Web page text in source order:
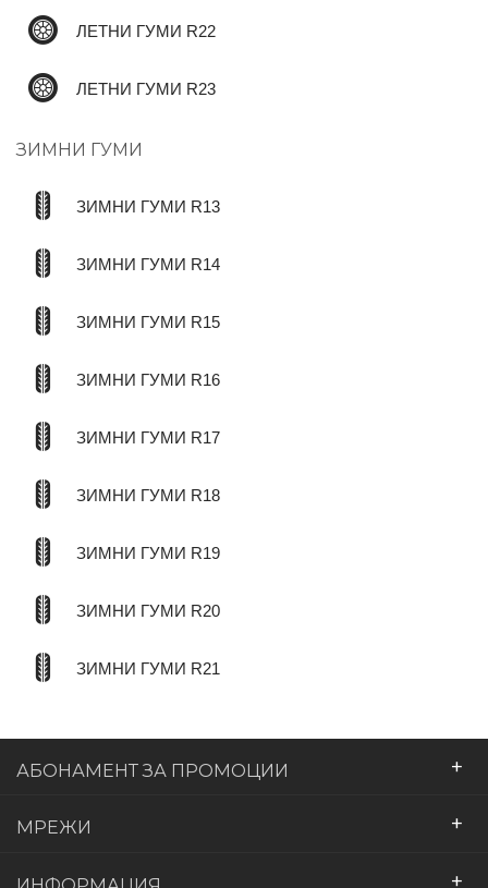
ЛЕТНИ ГУМИ R22
ЛЕТНИ ГУМИ R23
ЗИМНИ ГУМИ
ЗИМНИ ГУМИ R13
ЗИМНИ ГУМИ R14
ЗИМНИ ГУМИ R15
ЗИМНИ ГУМИ R16
ЗИМНИ ГУМИ R17
ЗИМНИ ГУМИ R18
ЗИМНИ ГУМИ R19
ЗИМНИ ГУМИ R20
ЗИМНИ ГУМИ R21
АБОНАМЕНТ ЗА ПРОМОЦИИ +
МРЕЖИ +
+